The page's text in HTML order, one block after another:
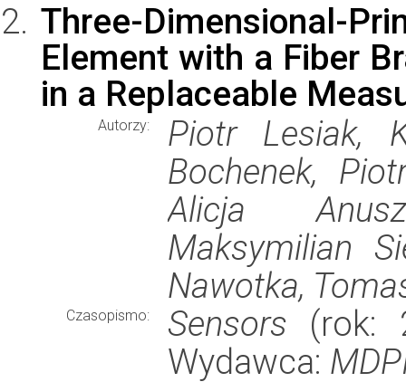
Three-Dimensional-
Element with a Fiber
in a Replaceable
Autorzy:
Piotr Lesiak,
Bochenek,
Alicja
Maksymilian
Nawotka,
Czasopismo: Sensors (rok:
Wydawca: